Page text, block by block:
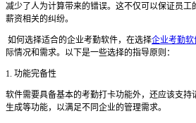
减少了人为计算带来的错误。这不仅可以保证员工
薪资相关的纠纷。
如何选择适合的企业考勤软件， 在选择企业考勤软
际情况和需求。以下是一些选择的指导原则：
1. 功能完备性
软件需要具备基本的考勤打卡功能外，还应该支持
生成等功能，以满足不同企业的管理需求。